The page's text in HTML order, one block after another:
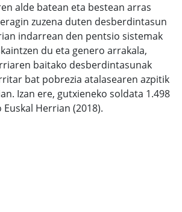
alde batean eta bestean arras
zuzena duten desberdintasun
indarrean den pentsio sistemak
du eta genero arrakala,
baitako desberdintasunak
bat pobrezia atalasearen azpitik
Izan ere, gutxieneko soldata 1.498
Herrian (2018).